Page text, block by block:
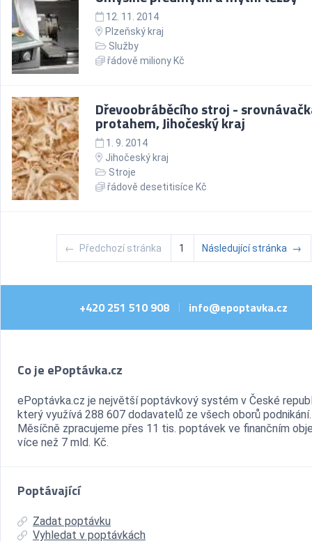
12. 11. 2014
Plzeňský kraj
Služby
řádově miliony Kč
Dřevoobráběcího stroj -
protahem, Jihočeský kraj
1. 9. 2014
Jihočeský kraj
Stroje
řádově desetitisíce Kč
← Předchozí stránka 1 Následující stránka →
+420 251 510 908 | info@epoptavka.cz
Co je ePoptávka.cz
ePoptávka.cz je největší poptávkový systém v České
který využívá 288 607 dodavatelů ze všech oborů podnikání.
Měsíčně zpracujeme přes 11 tis. poptávek ve finančním
více než 7 mld. Kč.
Poptávající
Zadat poptávku
Vyhledat v poptávkách